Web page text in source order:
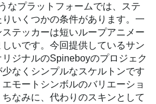
なプラットフォームでは、ステ
いくつかの条件があります。一
テッカーは短いループアニメー
いです。今回提供しているサン
ジナルのSpineboyのプロジェク
少なくシンプルなスケルトンです
モートシンボルのバリエーショ
なみに、代わりのスキンとして